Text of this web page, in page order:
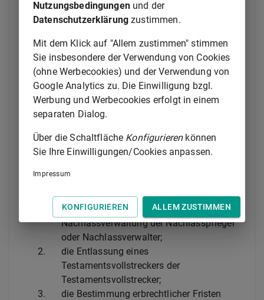
(3) Im Verfahren zur Ernennung eines
Testamentsvollstreckerzeugnisses ist Beteiligter der
Testamentsvollstrecker. Das Gericht kann als
Beteiligte hinzuziehen:
1.
die Erben,
2.
den Mitvollstrecker.
Auf ihren Antrag sind sie hinzuzuziehen.
(4) In den sonstigen auf Antrag durchzuführenden
Nachlassverfahren sind als Beteiligte hinzuzuziehen
eine Nachlasspflegschaft oder eine
Nachlassverwaltung der Nachlasspfleger
oder Nachlassverwalter;
2.
die Entlassung eines
Testamentsvollstreckers der
Testamentsvollstrecker;
3.
die Bestimmung erbrechtlicher Fristen
Nutzungsbedingungenund der
Datenschutzerklärung zustimmen.
Mit dem Klick auf "Allem zustimmen" stimmen
Sie insbesondere der Verwendung von Cookies
(ohne Werbecookies) und der Verwendung von
Google Analytics zu. Die Einwilligung bzgl.
Werbung und Werbecookies erfolgt in einem
separaten Dialog.
Über die Schaltfläche Konfigurierenkönnen
Sie Ihre Einwilligungen/Cookies anpassen.
Impressum
KONFIGURIEREN ALLEM ZUSTIMMEN